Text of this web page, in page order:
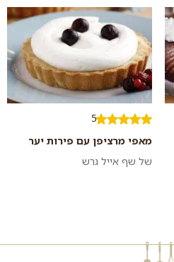
קלוי בתוספת קרם יוגורט מתקתק
ו...
5
מאפי מרציפן עם פירות יער
של שף אייל גרש